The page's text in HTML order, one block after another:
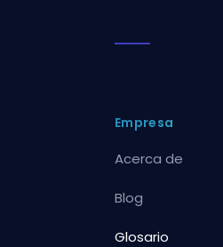
Empresa
Acerca de
Blog
Glosario